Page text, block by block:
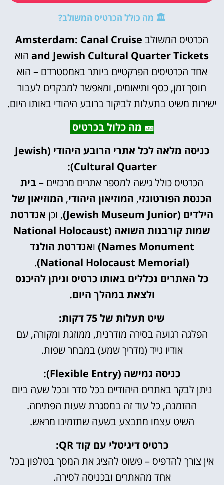
🏛️ מה כולל הכרטיס המשולב?
הכרטיס המשולב Amsterdam: Canal Cruise
and Jewish Cultural Quarter Tickets הוא
אחד הכרטיסים הפרקטיים ביותר באמסטרדם – הוא
חוסך זמן, כסף ותיאומים, ומאפשר למבקרים לעבור
ישירות משיט בתעלות לביקור ברובע היהודי באותו היום.
🎫 מה כלול בכרטיס
כניסה מלאה לכל אתרי הרובע היהודי (Jewish
Cultural Quarter):
הכרטיס כולל גישה למספר אתרים מרכזיים – בית
הכנסת הפורטוגזי, המוזיאון היהודי, המוזיאון של
הילדים (Jewish Museum Junior)
, וכן אנדרטת
שמות קורבנות השואה (National Holocaust
Names Monument) ואנדרטת הולנד
(National Holocaust Memorial)
.
כל האתרים נכללים באותו כרטיס וניתן להיכנס
ולצאת במהלך היום.
שיט תעלות של 75 דקות:
הפלגה רגועה בסירה מודרנית, ממוזגת ומקורה, עם
אודיו גייד (מדריך שמע) במבחר שפות.
כניסה גמישה (Flexible Entry):
ניתן לבקר באתרים היהודיים בכל סדר ובכל שעה ביום
ההזמנה, כל עוד זה במסגרת שעות הפתיחה.
השיט עצמו מתבצע בשעה שתזמינו מראש.
כרטיס דיגיטלי עם קוד QR:
אין צורך להדפיס – פשוט להציג את המסך בטלפון בכל
אחד מהאתרים ובכניסה לסירה.